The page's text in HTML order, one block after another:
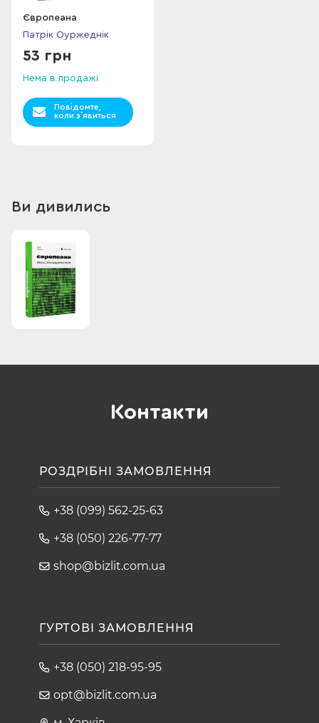
Європеана
Патрік Оуржеднік
53 грн
Нема в продажі
Повідомте,
коли з`явиться
Ви дивились
Контакти
РОЗДРІБНІ ЗАМОВЛЕННЯ
+38 (099) 562-25-63
+38 (050) 226-77-77
shop@bizlit.com.ua
ГУРТОВІ ЗАМОВЛЕННЯ
+38 (050) 218-95-95
opt@bizlit.com.ua